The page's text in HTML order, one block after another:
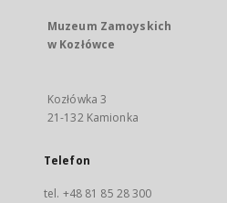
Muzeum Zamoyskich
w Kozłówce
Kozłówka 3
21-132 Kamionka
Telefon
tel. +48 81 85 28 300